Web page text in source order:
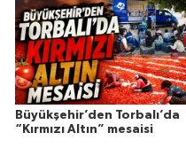
Büyükşehir’den Torbalı’da
“Kırmızı Altın” mesaisi